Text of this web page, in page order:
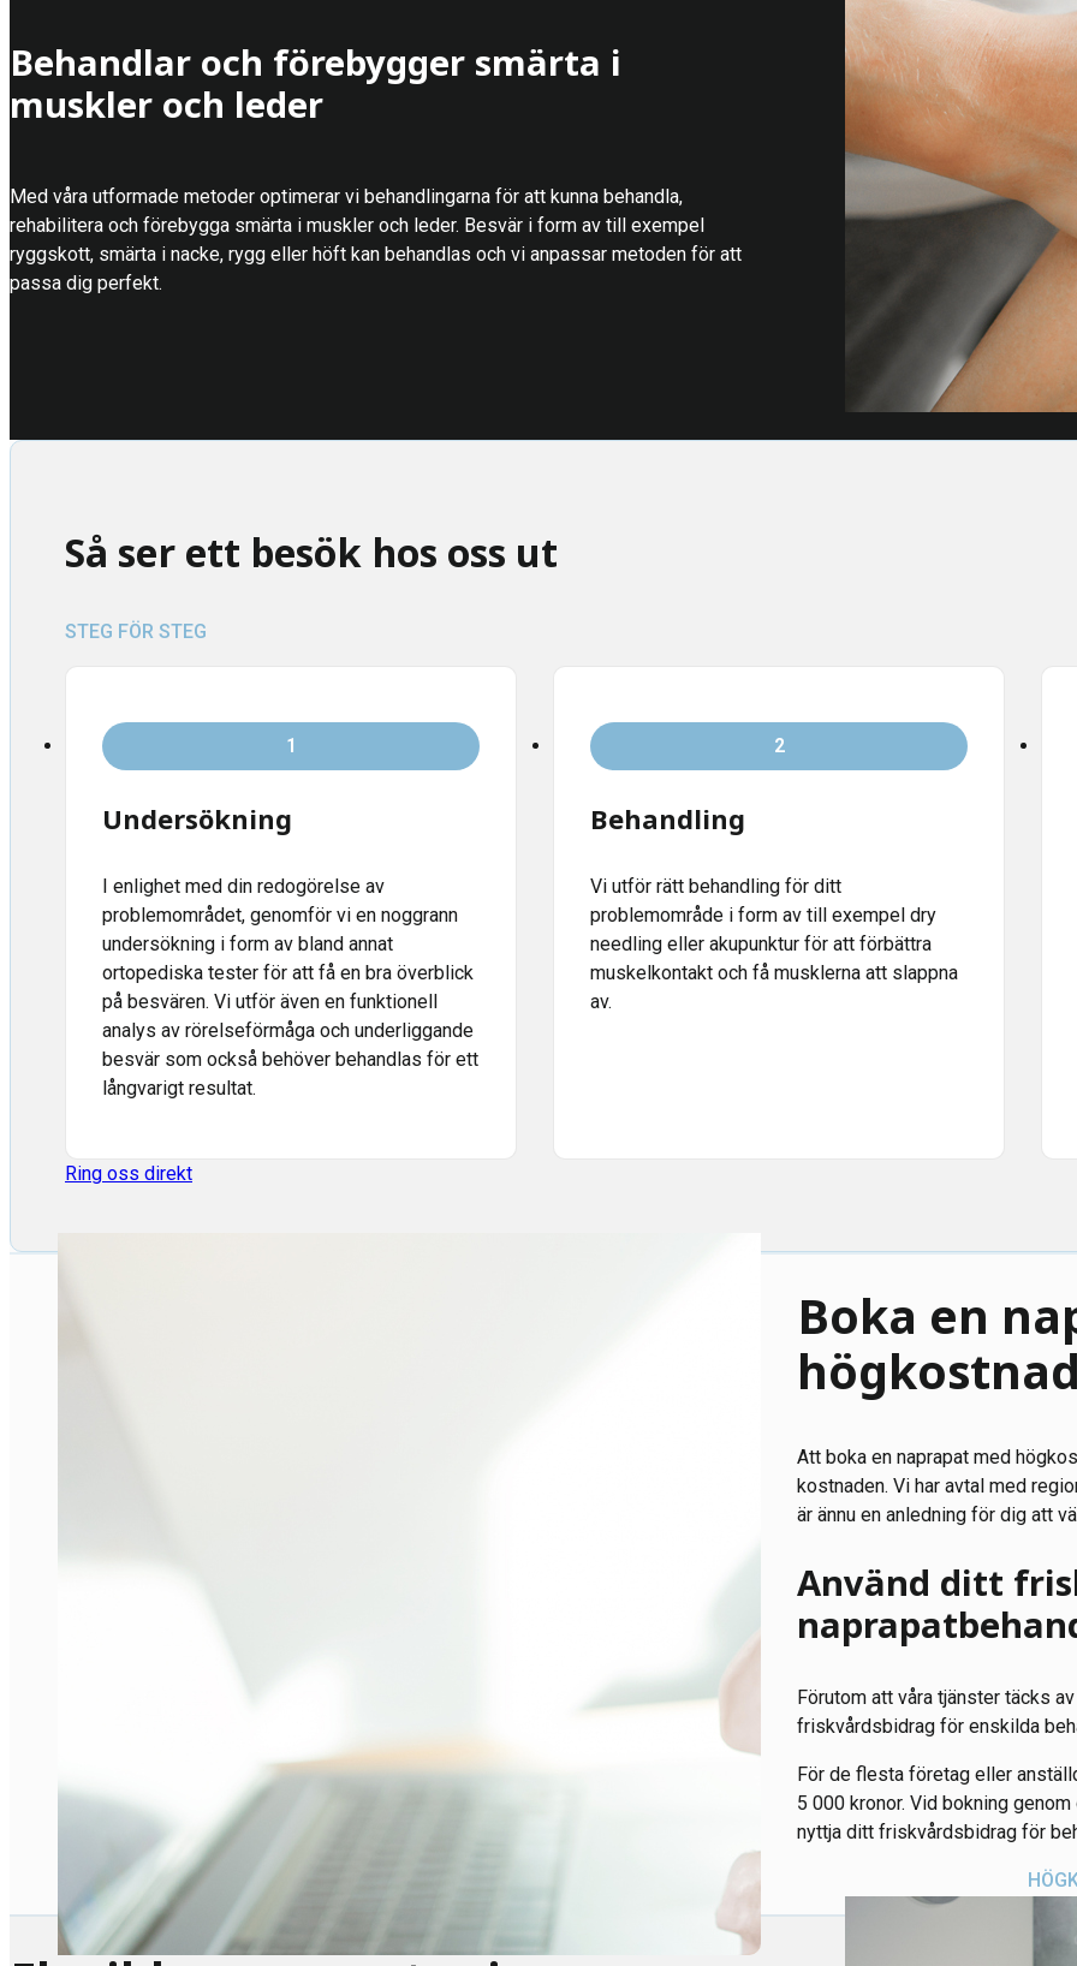
Behandlar och förebygger smärta i
muskler och leder
Med våra utformade metoder optimerar vi behandlingarna för att kunna behandla,
rehabilitera och förebygga smärta i muskler och leder. Besvär i form av till exempel
ryggskott, smärta i nacke, rygg eller höft kan behandlas och vi anpassar metoden för att
passa dig perfekt.
Så ser ett besök hos oss ut
STEG FÖR STEG
1
Undersökning
I enlighet med din redogörelse av
problemområdet, genomför vi en noggrann
undersökning i form av bland annat
ortopediska tester för att få en bra överblick
på besvären. Vi utför även en funktionell
analys av rörelseförmåga och underliggande
besvär som också behöver behandlas för ett
långvarigt resultat.
2
Behandling
Vi utför rätt behandling för ditt
problemområde i form av till exempel dry
needling eller akupunktur för att förbättra
muskelkontakt och få musklerna att slappna
av.
Ring oss direkt
Boka en
Att boka en naprapat med
kostnaden. Vi har avtal med
är ännu en anledning för dig att
Använd ditt
Förutom att våra tjänster täcks
friskvårdsbidrag för enskilda
För de flesta företag eller
5 000 kronor. Vid bokning
nyttja ditt friskvårdsbidrag för